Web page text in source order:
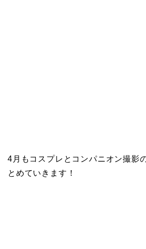
4月もコスプレとコンパニオン撮影
とめていきます！